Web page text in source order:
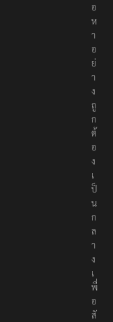
อ
ห
า
อ
ย่
า
ง
ถู
ก
ต้
อ
ง
เ
ป็
น
ก
ล
า
ง
เ
พื่
อ
สั